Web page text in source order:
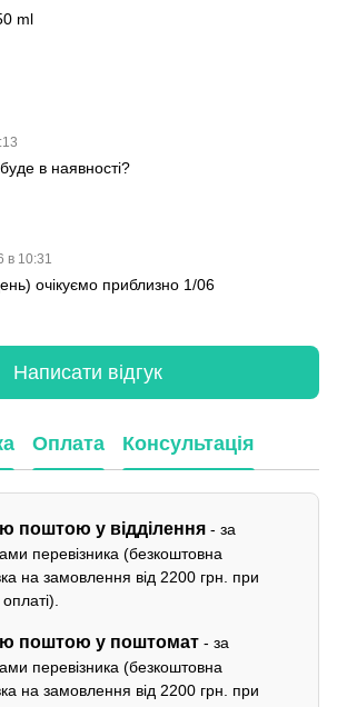
ml
в наявності?
в 10:31
очікуємо приблизно 1/06
Написати відгук
Оплата Консультація
поштою у відділення - за
перевізника (безкоштовна
на замовлення від 2200 грн. при
поштою у поштомат - за
перевізника (безкоштовна
на замовлення від 2200 грн. при